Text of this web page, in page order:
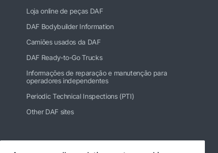
Loja online de peças DAF
DAF Bodybuilder Information
Camiões usados da DAF
DAF Ready-to-Go Trucks
Informações de reparação e manutenção para
operadores independentes
Periodic Technical Inspections (PTI)
Other DAF sites